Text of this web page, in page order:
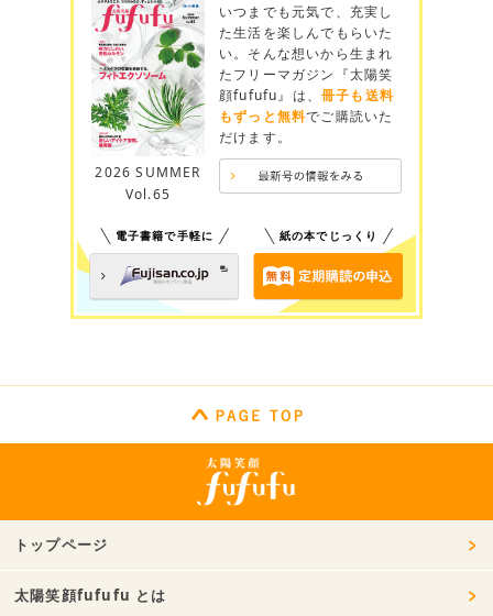
2026 SUMMER
Vol.65
いつまでも元気で、充実し
た生活を楽しんでもらいた
い。そんな想いから生まれ
たフリーマガジン『太陽笑
顔fufufu』は、 冊子も送料
もずっと無料でご購読いた
だけます。
電子書籍で手軽に 紙の本でじっくり
トップページ
太陽笑顔fufufu とは